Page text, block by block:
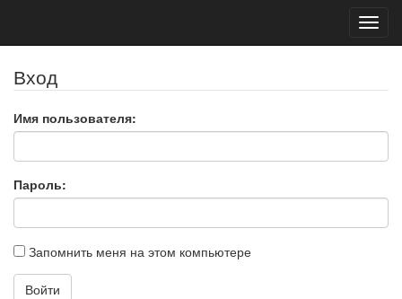
Вход
Имя пользователя:
Пароль:
Запомнить меня на этом компьютере
Войти